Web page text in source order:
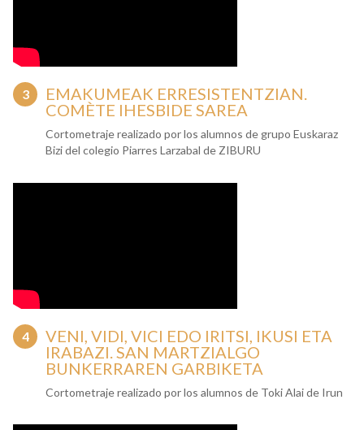
EMAKUMEAK ERRESISTENTZIAN.
COMÈTE IHESBIDE SAREA
Cortometraje realizado por los alumnos de grupo Euskaraz
Bizi del colegio Piarres Larzabal de ZIBURU
VENI, VIDI, VICI EDO IRITSI, IKUSI ETA
IRABAZI. SAN MARTZIALGO
BUNKERRAREN GARBIKETA
Cortometraje realizado por los alumnos de Toki Alai de Irun